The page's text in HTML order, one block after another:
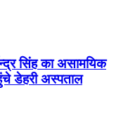
सिंह का असामयिक
डेहरी अस्पताल